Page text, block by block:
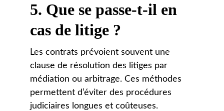
5. Que se passe-t-il en
cas de litige ?
Les contrats prévoient souvent une
clause de résolution des litiges par
médiation ou arbitrage. Ces méthodes
permettent d’éviter des procédures
judiciaires longues et coûteuses.